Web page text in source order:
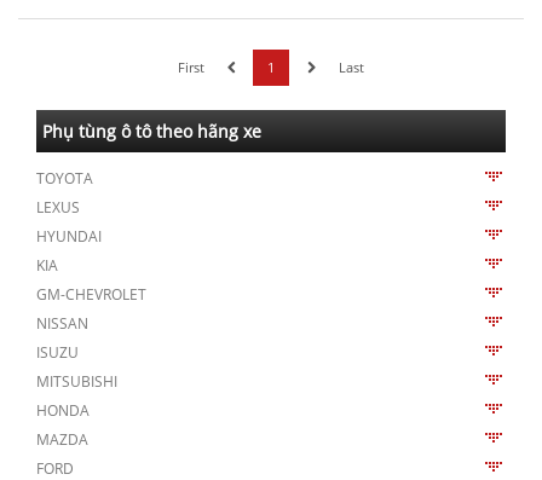
First 1 Last
Phụ tùng ô tô theo hãng xe
TOYOTA
LEXUS
HYUNDAI
KIA
GM-CHEVROLET
NISSAN
ISUZU
MITSUBISHI
HONDA
MAZDA
FORD